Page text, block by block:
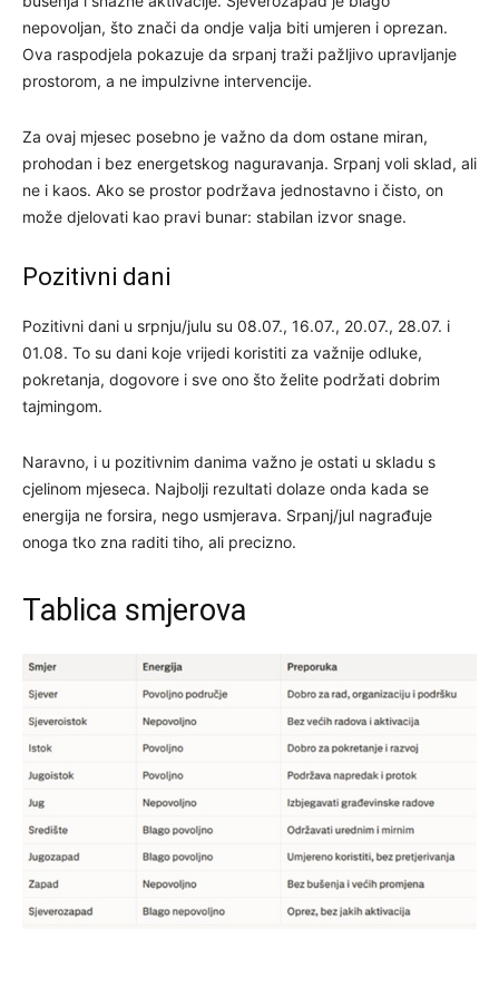
nepovoljan, što znači da ondje valja biti umjeren i oprezan.
Ova raspodjela pokazuje da srpanj traži pažljivo upravljanje
prostorom, a ne impulzivne intervencije.
Za ovaj mjesec posebno je važno da dom ostane miran,
prohodan i bez energetskog naguravanja. Srpanj voli sklad, ali
ne i kaos. Ako se prostor podržava jednostavno i čisto, on
može djelovati kao pravi bunar: stabilan izvor snage.
Pozitivni dani
Pozitivni dani u srpnju/julu su 08.07., 16.07., 20.07., 28.07. i
01.08. To su dani koje vrijedi koristiti za važnije odluke,
pokretanja, dogovore i sve ono što želite podržati dobrim
tajmingom.
Naravno, i u pozitivnim danima važno je ostati u skladu s
cjelinom mjeseca. Najbolji rezultati dolaze onda kada se
energija ne forsira, nego usmjerava. Srpanj/jul nagrađuje
onoga tko zna raditi tiho, ali precizno.
Tablica smjerova